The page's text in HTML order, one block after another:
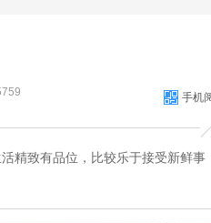
手机
精致有品位，比较乐于接受新鲜事